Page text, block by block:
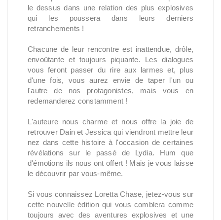
le dessus dans une relation des plus explosives
qui les poussera dans leurs derniers
retranchements !
Chacune de leur rencontre est inattendue, drôle,
envoûtante et toujours piquante. Les dialogues
vous feront passer du rire aux larmes et, plus
d'une fois, vous aurez envie de taper l'un ou
l'autre de nos protagonistes, mais vous en
redemanderez constamment !
L'auteure nous charme et nous offre la joie de
retrouver Dain et Jessica qui viendront mettre leur
nez dans cette histoire à l'occasion de certaines
révélations sur le passé de Lydia. Hum que
d'émotions ils nous ont offert ! Mais je vous laisse
le découvrir par vous-même.
Si vous connaissez Loretta Chase, jetez-vous sur
cette nouvelle édition qui vous comblera comme
toujours avec des aventures explosives et une